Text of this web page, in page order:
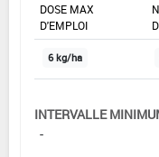
DOSE MAX
D'EMPLOI
6 kg/ha
INTERVALLE
-